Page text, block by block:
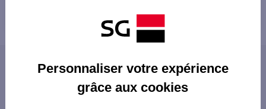
Les distributeurs/automates en France
Tous nos distributeurs/automates en France
Personnaliser votre expérience
grâce aux cookies